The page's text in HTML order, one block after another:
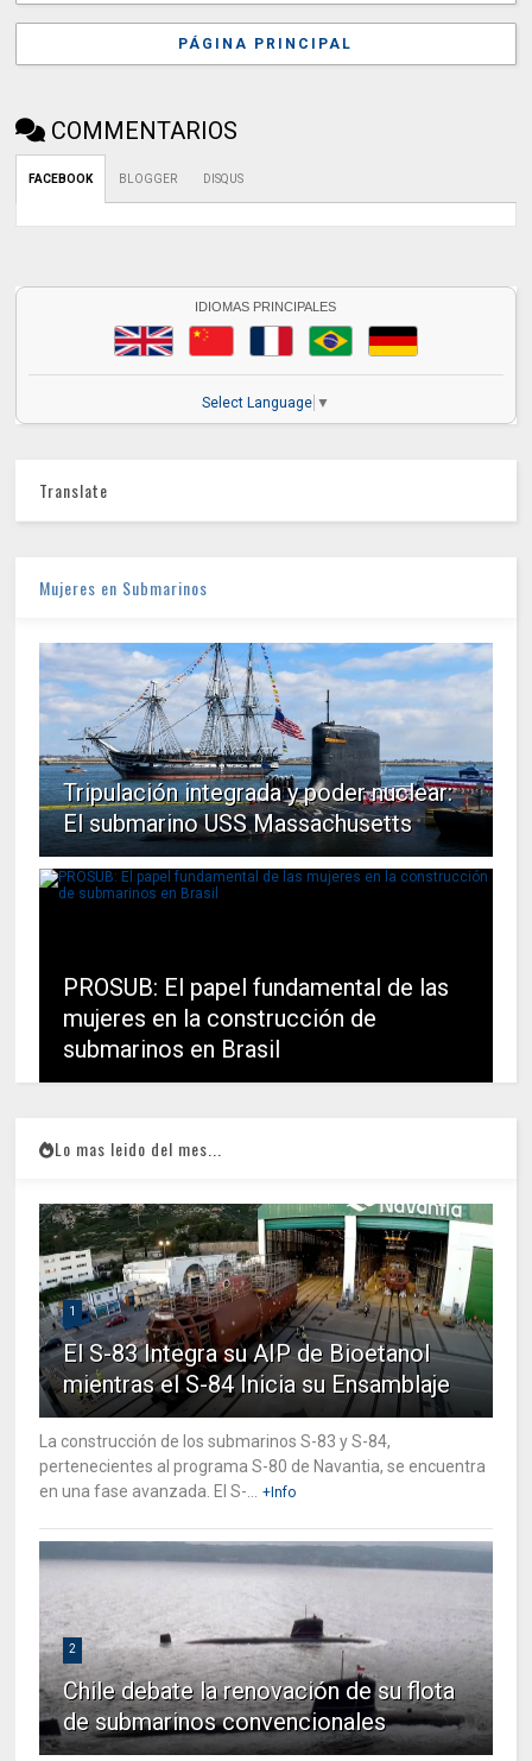
PÁGINA PRINCIPAL
COMMENTARIOS
FACEBOOK BLOGGER DISQUS
IDIOMAS PRINCIPALES
Select Language ▼
Translate
Mujeres en Submarinos
Tripulación integrada y poder nuclear:
El submarino USS Massachusetts
PROSUB: El papel fundamental de las
mujeres en la construcción de
submarinos en Brasil
Lo mas leido del mes...
1
El S-83 Integra su AIP de Bioetanol
mientras el S-84 Inicia su Ensamblaje
La construcción de los submarinos S-83 y S-84,
pertenecientes al programa S-80 de Navantia, se encuentra
en una fase avanzada. El S-...
+Info
2
Chile debate la renovación de su flota
de submarinos convencionales